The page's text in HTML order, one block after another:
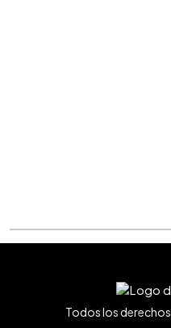
Todos los